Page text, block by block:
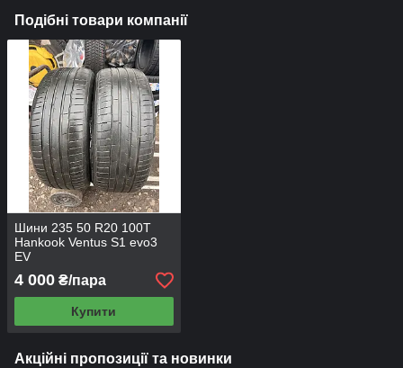
Подібні товари компанії
Шини 235 50 R20 100T
Hankook Ventus S1 evo3
EV
4 000 ₴/пара
Купити
Акційні пропозиції та новинки